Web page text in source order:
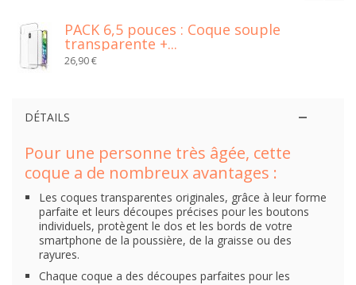
PACK 6,5 pouces : Coque souple
transparente +...
26,90 €
DÉTAILS
Pour une personne très âgée, cette
coque a de nombreux avantages :
Les coques transparentes originales, grâce à leur forme
parfaite et leurs découpes précises pour les boutons
individuels, protègent le dos et les bords de votre
smartphone de la poussière, de la graisse ou des
rayures.
Chaque coque a des découpes parfaites pour les